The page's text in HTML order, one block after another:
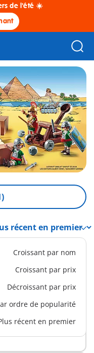
de l'été ☀️
Croissant par nom
Croissant par prix
Décroissant par prix
ordre de popularité
récent en premier
- Astérix : Les
romains
18,90
panier